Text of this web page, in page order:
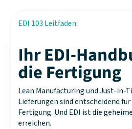
EDI 103 Leitfaden:
Ihr EDI-
die Fertigung
Lean Manufacturing und Just-in-
Lieferungen sind entscheidend
Fertigung. Und EDI ist die
erreichen.